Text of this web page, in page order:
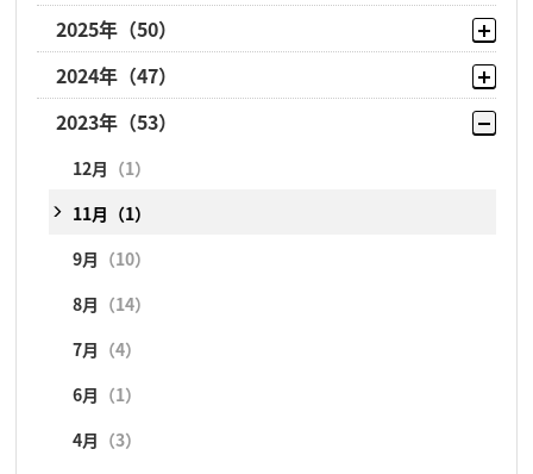
8月（10）
7月（5）
6月（6）
5月（3）
4月（2）
3月 （1）
2月 （4）
1月 （4）
2025年 （50）
12月（8）
11月（1）
10月 （2）
9月（18）
8月 （2）
7月 （3）
6月 （1）
4月 （2）
3月 （5）
2024年 （47）
12月（4）
9月（23）
8月（1）
7月 （4）
6月 （1）
4月 （3）
3月 （4）
2月 （4）
2023年 （53）
12月 （1）
11月 （1）
9月 （10）
8月 （14）
7月 （4）
6月 （1）
4月 （3）